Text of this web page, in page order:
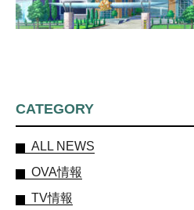
CATEGORY
ALL NEWS
OVA情報
TV情報